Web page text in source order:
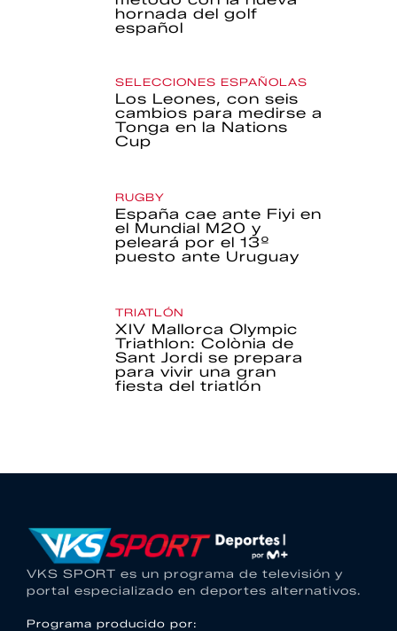
hornada del golf
español
SELECCIONES ESPAÑOLAS
Los Leones, con seis
cambios para medirse a
Tonga en la Nations
Cup
RUGBY
España cae ante Fiyi en
el Mundial M20 y
peleará por el 13º
puesto ante Uruguay
TRIATLÓN
XIV Mallorca Olympic
Triathlon: Colònia de
Sant Jordi se prepara
para vivir una gran
fiesta del triatlón
VKS SPORT es un programa de televisión y
portal especializado en deportes alternativos.
Programa producido por: